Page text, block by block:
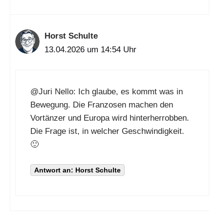
Horst Schulte
13.04.2026 um 14:54 Uhr
@Juri Nello: Ich glaube, es kommt was in
Bewegung. Die Franzosen machen den
Vortänzer und Europa wird hinterherrobben.
Die Frage ist, in welcher Geschwindigkeit.
🙂
Antwort an: Horst Schulte